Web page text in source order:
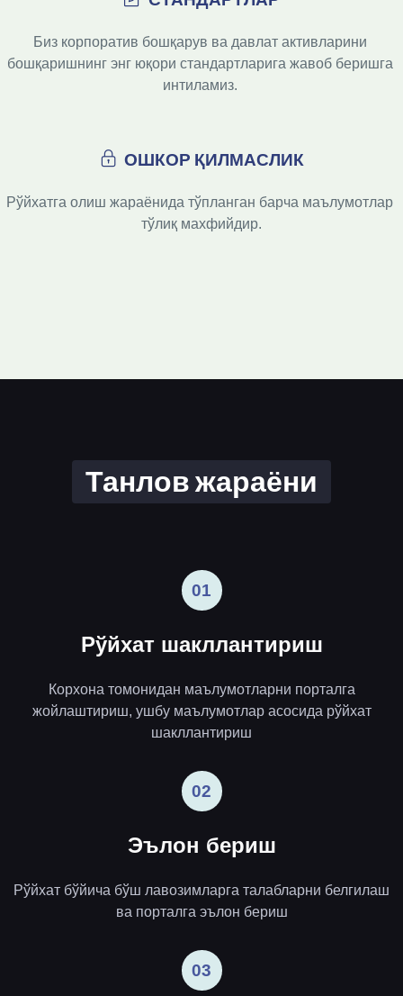
Биз корпоратив бошқарув ва давлат активларини
бошқаришнинг энг юқори стандартларига жавоб беришга
интиламиз.
ОШКОР ҚИЛМАСЛИК
Рўйхатга олиш жараёнида тўпланган барча маълумотлар
тўлиқ махфийдир.
Танлов жараёни
01
Рўйхат шакллантириш
Корхона томонидан маълумотларни порталга
жойлаштириш, ушбу маълумотлар асосида рўйхат
шакллантириш
02
Эълон бериш
Рўйхат бўйича бўш лавозимларга талабларни белгилаш
ва порталга эълон бериш
03